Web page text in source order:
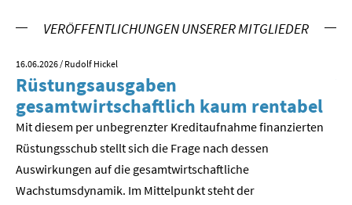
VERÖFFENTLICHUNGEN UNSERER MITGLIEDER
16.06.2026 / Rudolf Hickel
Rüstungsausgaben
gesamtwirtschaftlich kaum rentabel
Mit diesem per unbegrenzter Kreditaufnahme finanzierten
Rüstungsschub stellt sich die Frage nach dessen
Auswirkungen auf die gesamtwirtschaftli­che
Wachstumsdynamik. Im Mittelpunkt steht der